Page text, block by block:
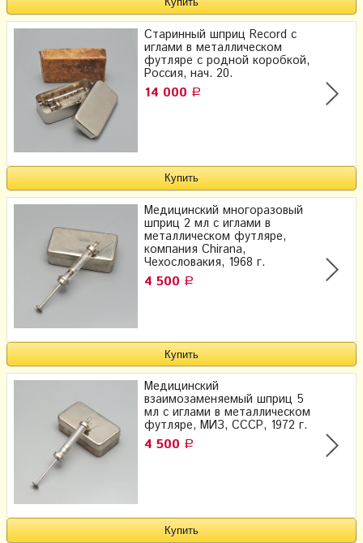
Старинный шприц Record с
иглами в металлическом
футляре с родной коробкой,
Россия, нач. 20.
14 000 Р
Медицинский многоразовый
шприц 2 мл с иглами в
металлическом футляре,
компания Chirana,
Чехословакия, 1968 г.
4 500 Р
Медицинский
взаимозаменяемый шприц 5
мл с иглами в металлическом
футляре, МИЗ, СССР, 1972 г.
4 500 Р